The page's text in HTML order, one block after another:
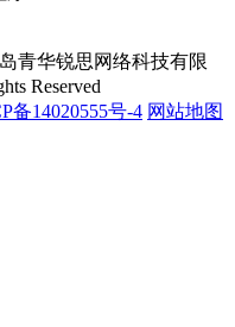
青华锐思网络科技有限
Reserved
备14020555号-4 网站地图